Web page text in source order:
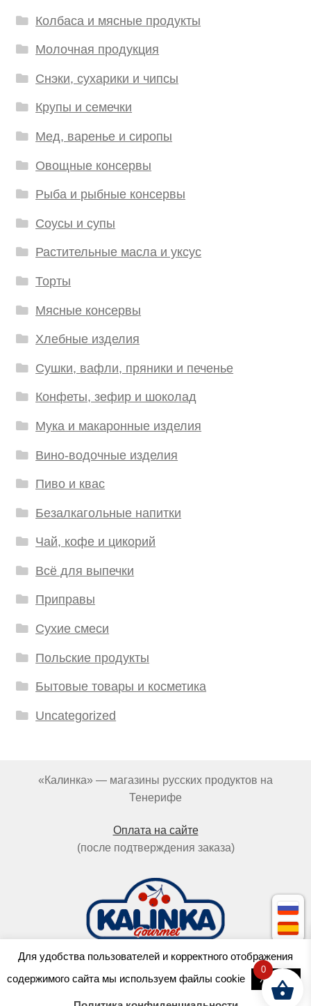
Колбаса и мясные продукты
Молочная продукция
Снэки, сухарики и чипсы
Крупы и семечки
Мед, варенье и сиропы
Овощные консервы
Рыба и рыбные консервы
Соусы и супы
Растительные масла и уксус
Торты
Мясные консервы
Хлебные изделия
Сушки, вафли, пряники и печенье
Конфеты, зефир и шоколад
Мука и макаронные изделия
Вино-водочные изделия
Пиво и квас
Безалкагольные напитки
Чай, кофе и цикорий
Всё для выпечки
Приправы
Сухие смеси
Польские продукты
Бытовые товары и косметика
Uncategorized
«Калинка» — магазины русских продуктов на
Тенерифе
Оплата на сайте
(после подтверждения заказа)
OCTOPUS
Для удобства пользователей и корректного отображения
содержимого сайта мы используем файлы cookie
Хорошо
0